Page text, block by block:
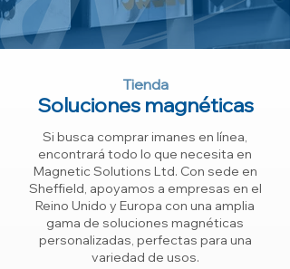
Tienda
Soluciones magnéticas
Si busca comprar imanes en línea,
encontrará todo lo que necesita en
Magnetic Solutions Ltd. Con sede en
Sheffield, apoyamos a empresas en el
Reino Unido y Europa con una amplia
gama de soluciones magnéticas
personalizadas, perfectas para una
variedad de usos.